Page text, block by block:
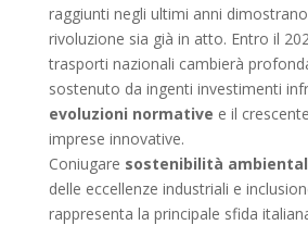
raggiunti negli ultimi anni
rivoluzione sia già in atto. Entro il
trasporti nazionali cambierà
sostenuto da ingenti investimenti
evoluzioni normative e il
imprese innovative.
Coniugare sostenibilità
delle eccellenze industriali e
rappresenta la principale sfida